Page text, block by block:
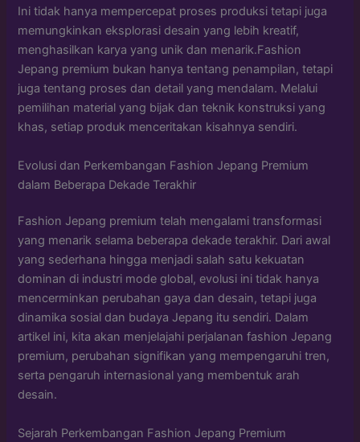
Ini tidak hanya mempercepat proses produksi tetapi juga
memungkinkan eksplorasi desain yang lebih kreatif,
menghasilkan karya yang unik dan menarik.Fashion
Jepang premium bukan hanya tentang penampilan, tetapi
juga tentang proses dan detail yang mendalam. Melalui
pemilihan material yang bijak dan teknik konstruksi yang
khas, setiap produk menceritakan kisahnya sendiri.
Evolusi dan Perkembangan Fashion Jepang Premium
dalam Beberapa Dekade Terakhir
Fashion Jepang premium telah mengalami transformasi
yang menarik selama beberapa dekade terakhir. Dari awal
yang sederhana hingga menjadi salah satu kekuatan
dominan di industri mode global, evolusi ini tidak hanya
mencerminkan perubahan gaya dan desain, tetapi juga
dinamika sosial dan budaya Jepang itu sendiri. Dalam
artikel ini, kita akan menjelajahi perjalanan fashion Jepang
premium, perubahan signifikan yang mempengaruhi tren,
serta pengaruh internasional yang membentuk arah
desain.
Sejarah Perkembangan Fashion Jepang Premium